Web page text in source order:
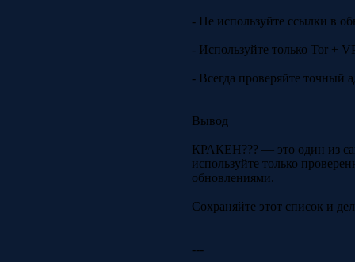
- Не используйте ссылки в
- Используйте только Tor +
- Всегда проверяйте точный
Вывод
КРАКЕН??? — это один из
используйте только
обновлениями.
Сохраняйте этот список и
---